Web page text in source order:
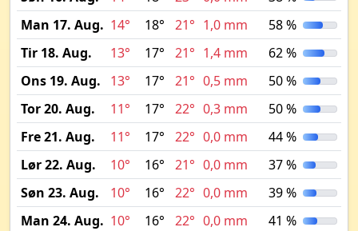
Man 17. Aug. 14° 18° 21° 1,0 mm
58 %
Tir 18. Aug.
13° 17° 21° 1,4 mm
62 %
Ons 19. Aug.
13° 17° 21° 0,5 mm
50 %
Tor 20. Aug.
11° 17° 22° 0,3 mm
50 %
Fre 21. Aug.
11° 17° 22° 0,0 mm
44 %
Lør 22. Aug.
10° 16° 21° 0,0 mm
37 %
Søn 23. Aug.
10° 16° 22° 0,0 mm
39 %
Man 24. Aug. 10° 16° 22° 0,0 mm
41 %